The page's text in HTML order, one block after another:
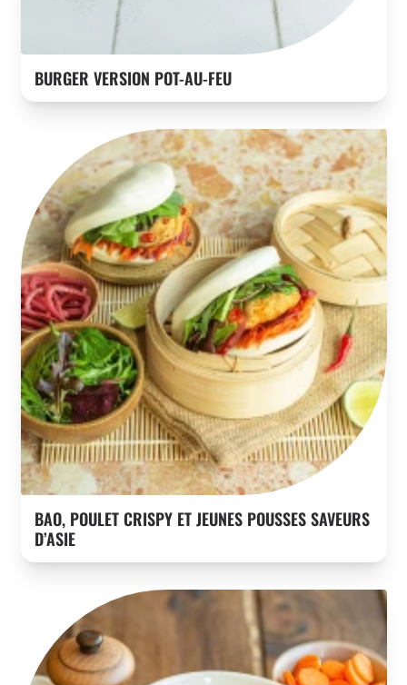
BURGER VERSION POT-AU-FEU
BAO, POULET CRISPY ET JEUNES POUSSES SAVEURS
D’ASIE